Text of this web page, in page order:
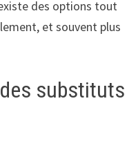
des options tout
et souvent plus
substituts